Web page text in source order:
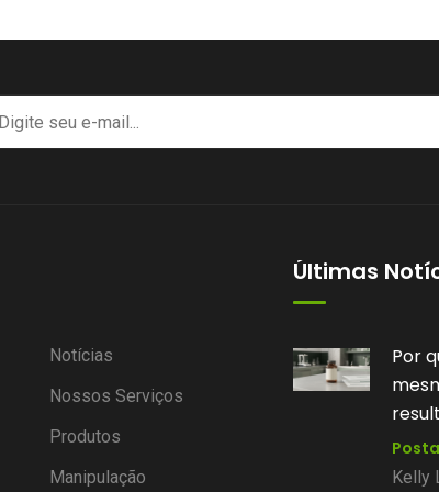
Notícias
Nossos Serviços
Produtos
Manipulação
Últimas
Por que duas pessoas usando a
mesma fórmula podem ter
resultados diferentes?
Postado por
Kelly Leite, 03 Agosto 2026